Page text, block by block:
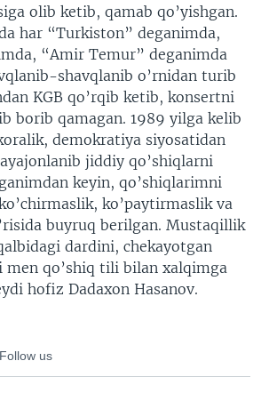
olib ketib, qamab qo’yishgan.
har “Turkiston” deganimda,
“Amir Temur” deganimda
shavqlanib o’rnidan turib
KGB qo’rqib ketib, konsertni
borib qamagan. 1989 yilga kelib
demokratiya siyosatidan
jiddiy qo’shiqlarni
keyin, qo’shiqlarimni
ko’paytirmaslik va
buyruq berilgan. Mustaqillik
dardini, chekayotgan
qo’shiq tili bilan xalqimga
hofiz Dadaxon Hasanov.
Follow us